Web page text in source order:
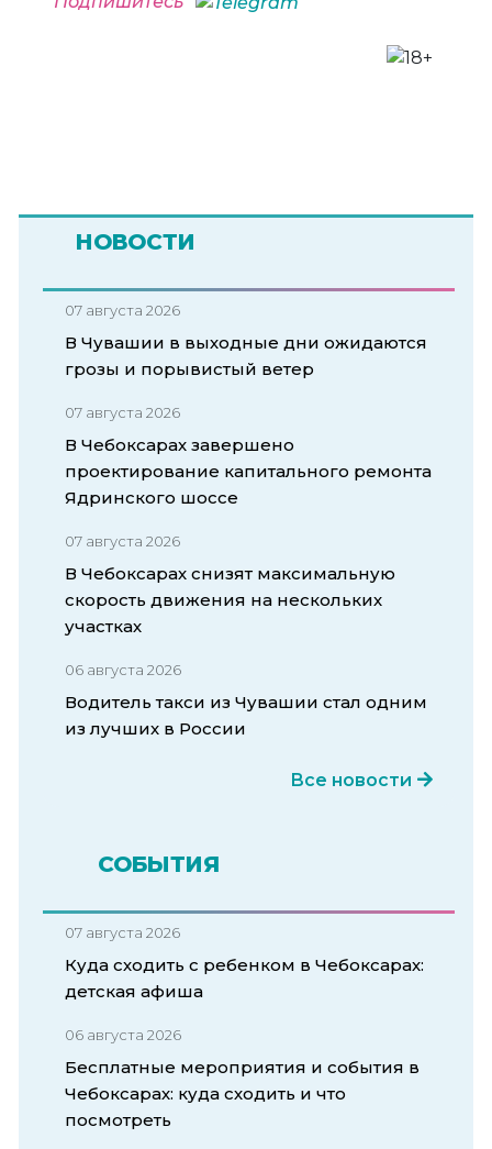
НОВОСТИ
07 августа 2026
В Чувашии в выходные дни ожидаются
грозы и порывистый ветер
07 августа 2026
В Чебоксарах завершено
проектирование капитального ремонта
Ядринского шоссе
07 августа 2026
В Чебоксарах снизят максимальную
скорость движения на нескольких
участках
06 августа 2026
Водитель такси из Чувашии стал одним
из лучших в России
Все новости
СОБЫТИЯ
07 августа 2026
Куда сходить с ребенком в Чебоксарах:
детская афиша
06 августа 2026
Бесплатные мероприятия и события в
Чебоксарах: куда сходить и что
посмотреть